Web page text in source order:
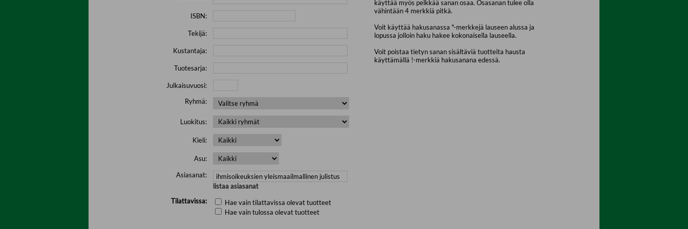
ISBN:
Tekijä:
Kustantaja:
Tuotesarja:
Julkaisuvuosi:
Ryhmä:
Luokitus:
Kieli:
Asu:
Asiasanat:
listaa asiasanat
Tilattavissa:
Hae vain tilattavissa olevat tuotteet
Hae vain tulossa olevat tuotteet
käyttää myös pelkkää sanan osaa. Osasanan tulee olla
vähintään 4 merkkiä pitkä.
Voit käyttää hakusanassa "-merkkejä lauseen alussa ja
lopussa jolloin haku hakee kokonaisella lauseella.
Voit poistaa tietyn sanan sisältäviä tuotteita hausta
käyttämällä !-merkkiä hakusanana edessä.